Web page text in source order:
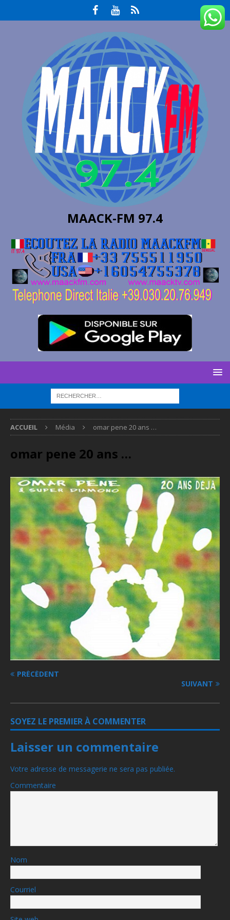
MAACK-FM 97.4
ACCUEIL Média omar pene 20 ans …
omar pene 20 ans …
PRÉCÉDENT
SUIVANT
SOYEZ LE PREMIER À COMMENTER
Laisser un commentaire
Votre adresse de messagerie ne sera pas publiée.
Commentaire
Nom
Courriel